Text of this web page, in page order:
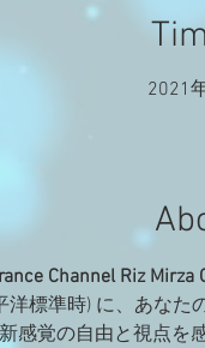
2021
Channel Riz
洋標準時) に、あな
感覚の自由と視点を